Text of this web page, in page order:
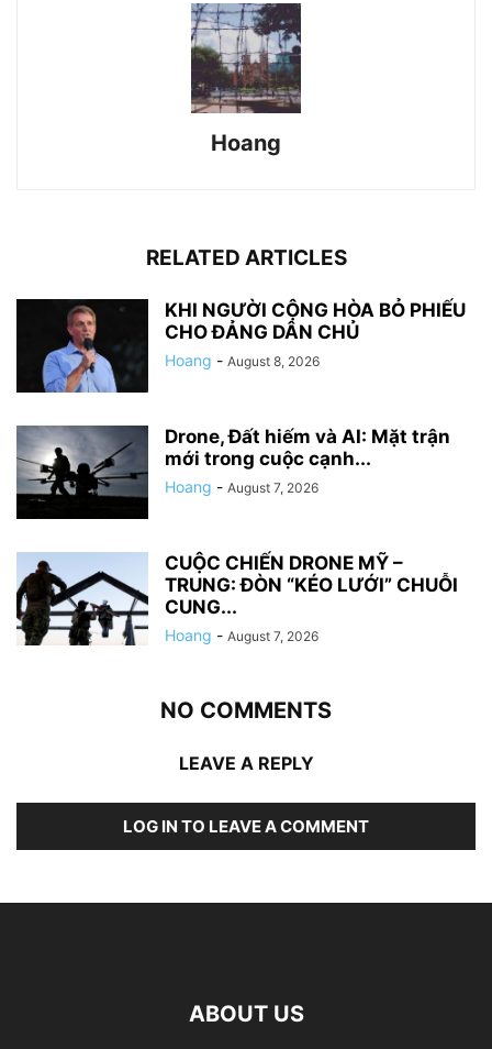
Hoang
RELATED ARTICLES
KHI NGƯỜI CỘNG HÒA BỎ PHIẾU
CHO ĐẢNG DÂN CHỦ
Hoang - August 8, 2026
Drone, Đất hiếm và AI: Mặt trận
mới trong cuộc cạnh...
Hoang - August 7, 2026
CUỘC CHIẾN DRONE MỸ –
TRUNG: ĐÒN “KÉO LƯỚI” CHUỖI
CUNG...
Hoang - August 7, 2026
NO COMMENTS
LEAVE A REPLY
LOG IN TO LEAVE A COMMENT
ABOUT US